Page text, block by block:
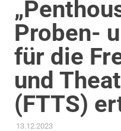
Proben-
für die
und
(FTTS)
13.12.2023ADMIN
AKTUELLES